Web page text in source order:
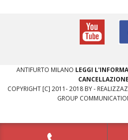
​ANTIFURTO MILANO LEGGI
COPYRIGHT [C] 2011- 2018 BY -
GROUP